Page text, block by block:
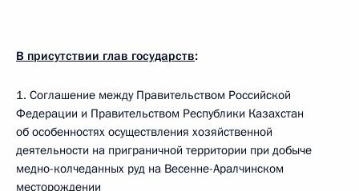
В присутствии глав государств:
1. Соглашение между Правительством Российской
Федерации и Правительством Республики Казахстан
об особенностях осуществления хозяйственной
деятельности на приграничной территории при добыче
медно-колчеданных руд на Весенне-Аралчинском
месторождении